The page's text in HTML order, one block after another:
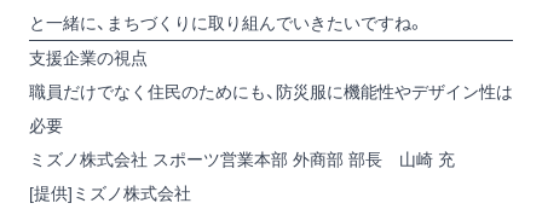
と一緒に、まちづくりに取り組んでいきたいですね。
支援企業の視点
職員だけでなく住民のためにも、防災服に機能性やデザイン性は
必要
ミズノ株式会社 スポーツ営業本部 外商部 部長 山崎 充
[提供]ミズノ株式会社